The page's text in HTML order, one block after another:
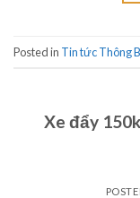
Posted in Tin tức Thông
Xe đẩy